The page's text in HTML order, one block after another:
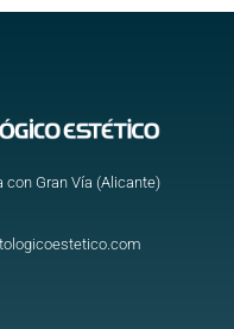
con Gran Vía (Alicante)